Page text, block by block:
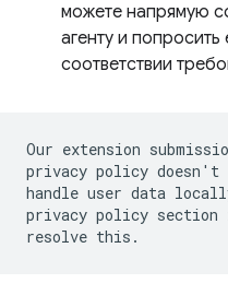
можете напрямую
агенту и
соответствии
Our extension
privacy policy doesn't
handle user data
privacy policy section in
resolve this.